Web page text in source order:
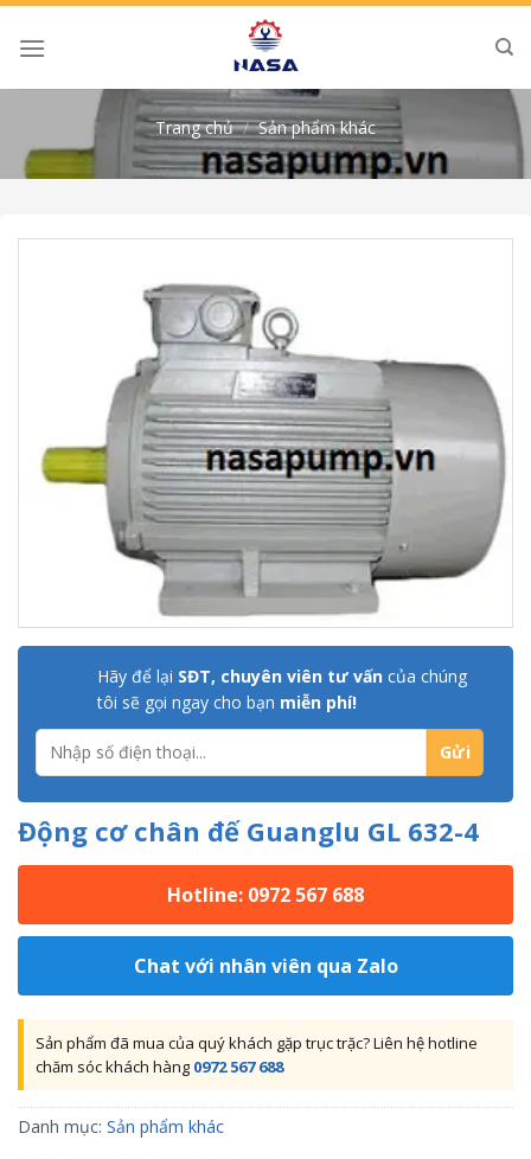
Skip
Trang chủ / Sản phẩm khác
Hãy để lại SĐT, chuyên viên tư vấn của chúng
tôi sẽ gọi ngay cho bạn miễn phí!
Động cơ chân đế Guanglu GL 632-4
Hotline: 0972 567 688
Chat với nhân viên qua Zalo
Sản phẩm đã mua của quý khách gặp trục trặc? Liên hệ hotline
chăm sóc khách hàng 0972 567 688
Danh mục: Sản phẩm khác